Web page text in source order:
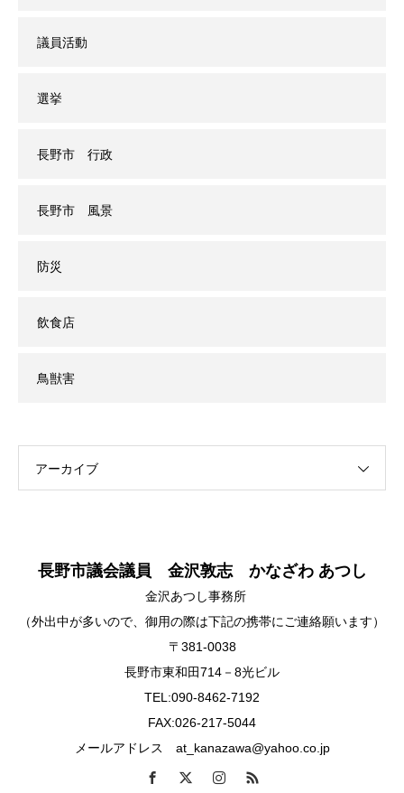
議員活動
選挙
長野市 行政
長野市 風景
防災
飲食店
鳥獣害
アーカイブ
長野市議会議員 金沢敦志 かなざわ あつし
金沢あつし事務所
（外出中が多いので、御用の際は下記の携帯にご連絡願います）
〒381-0038
長野市東和田714－8光ビル
TEL:090-8462-7192
FAX:026-217-5044
メールアドレス at_kanazawa@yahoo.co.jp